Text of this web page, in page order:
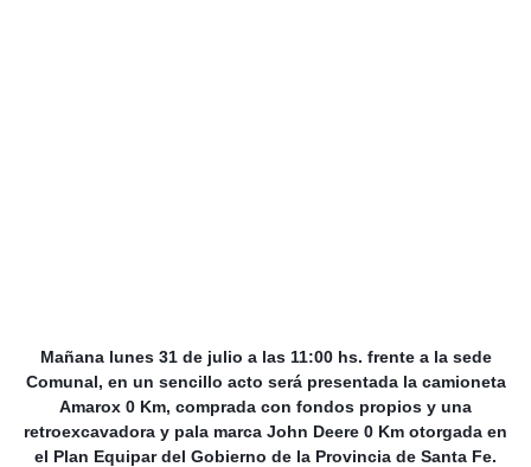
Mañana lunes 31 de julio a las 11:00 hs. frente a la sede
Comunal, en un sencillo acto será presentada la camioneta
Amarox 0 Km, comprada con fondos propios y una
retroexcavadora y pala marca John Deere 0 Km otorgada en
el Plan Equipar del Gobierno de la Provincia de Santa Fe.